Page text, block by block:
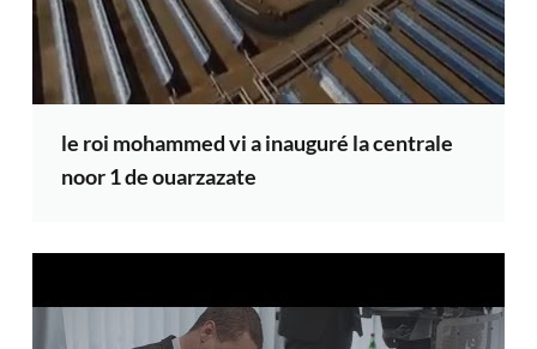
le roi mohammed vi a inauguré la centrale
noor 1 de ouarzazate